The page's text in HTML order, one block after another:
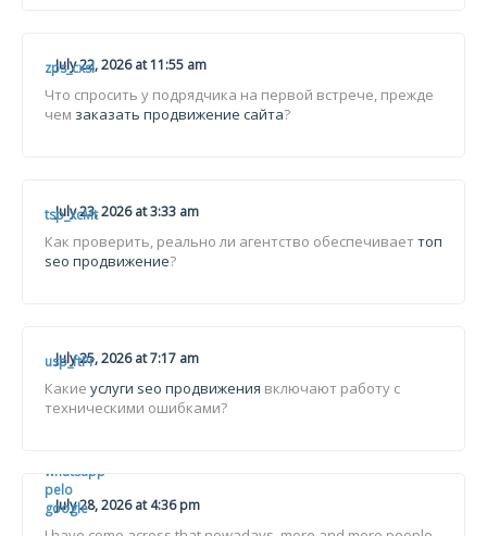
zps_cxsl
July 22, 2026 at 11:55 am
Что спросить у подрядчика на первой встрече, прежде
чем заказать продвижение сайта?
tsp_xcMt
July 23, 2026 at 3:33 am
Как проверить, реально ли агентство обеспечиваеттоп
seo продвижение?
usp_ftPr
July 25, 2026 at 7:17 am
Какие услуги seo продвижения включают работу с
техническими ошибками?
whatsapp
pelo
google
July 28, 2026 at 4:36 pm